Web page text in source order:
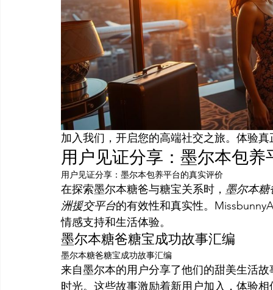
加入我们，开启您的高端社交之旅。体验真
用户见证分享：墨尔本包养
用户见证分享：墨尔本包养平台的真实评价
在探索墨尔本糖爸与糖宝关系时， 墨尔本糖
洲援交平台的有效性和真实性。
情感支持和生活体验。
墨尔本糖爸糖宝成功故事汇编
墨尔本糖爸糖宝成功故事汇编
来自墨尔本的用户分享了他们的甜美生活
时光。这些故事激励着新用户加入，体验